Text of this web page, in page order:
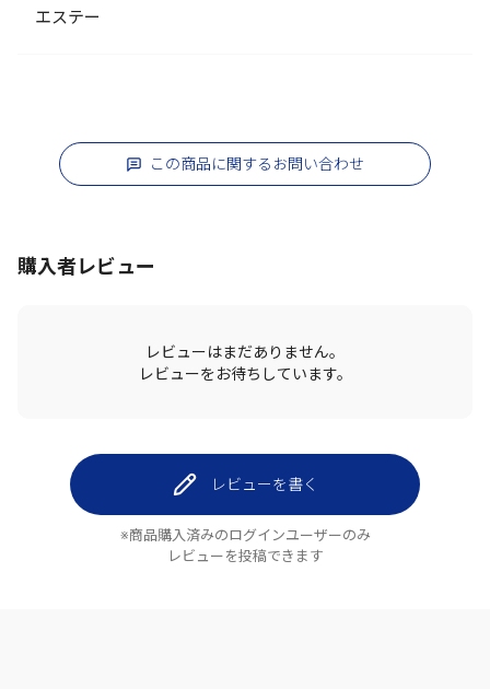
エステー
この商品に関するお問い合わせ
購入者レビュー
レビューはまだありません。
レビューをお待ちしています。
レビューを書く
※商品購入済みのログインユーザーのみ
レビューを投稿できます